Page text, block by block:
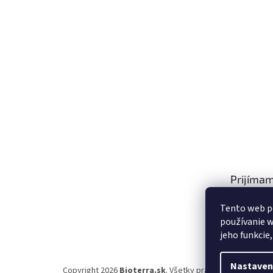
Tento web
používanie
jeho
platby